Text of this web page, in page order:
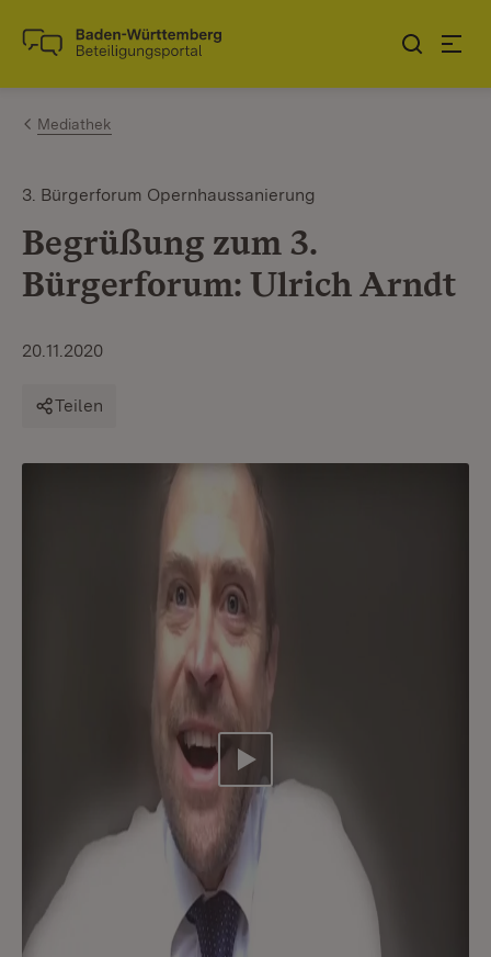
Zum Inhalt springen
Link zur Startseite
Mediathek
3. Bürgerforum Opernhaussanierung
Begrüßung zum 3.
Bürgerforum: Ulrich Arndt
20.11.2020
Teilen
Video abspielen